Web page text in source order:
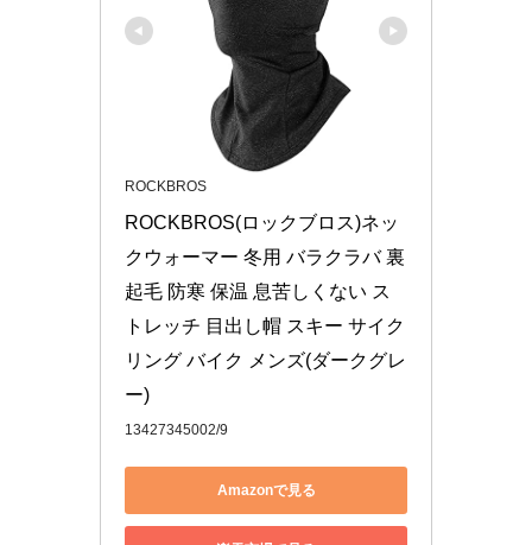
ROCKBROS
ROCKBROS(ロックブロス)ネッ
クウォーマー 冬用 バラクラバ 裏
起毛 防寒 保温 息苦しくない ス
トレッチ 目出し帽 スキー サイク
リング バイク メンズ(ダークグレ
ー)
13427345002/9
Amazonで見る